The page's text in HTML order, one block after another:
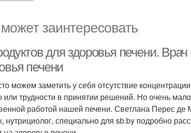
заинтересовать
для здоровья печени.
печени
можем заметить у себя отсутствие
или трудности в принятии решений. Но очень
работой нашей печени. Светлана Перес
нутрициолог, специально для sb.by подробно